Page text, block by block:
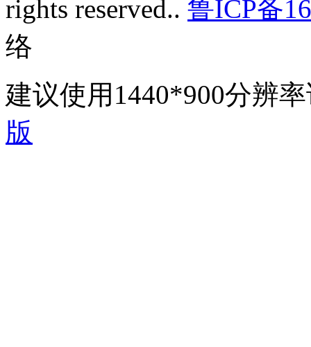
rights reserved.. 鲁ICP备
络
建议使用1440*900分辨
版